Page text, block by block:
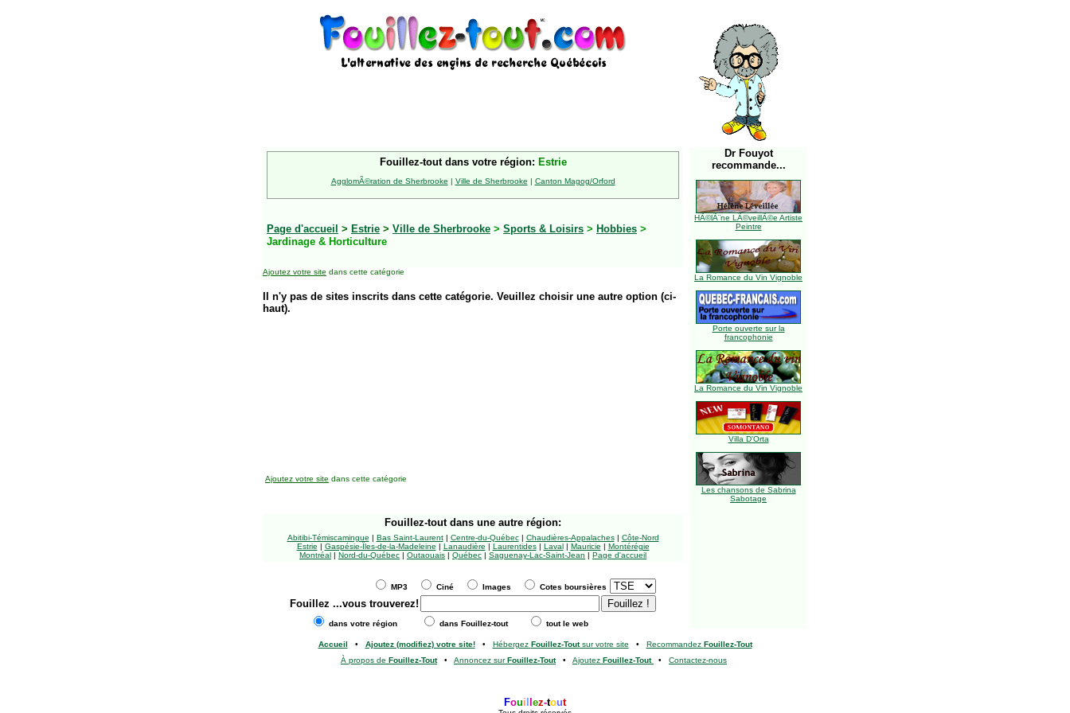
Fouillez-tout dans votre région: Estrie
AgglomÃ©ration de Sherbrooke | Ville de Sherbrooke | Canton Magog/Orford
Page d'accueil > Estrie > Ville de Sherbrooke > Sports & Loisirs > Hobbies >
Jardinage & Horticulture
Ajoutez votre site dans cette catégorie
Il n'y pas de sites inscrits dans cette catégorie. Veuillez choisir une autre option (ci-
haut).
Dr Fouyot
recommande...
HÃ©lÃ¨ne LÃ©veillÃ©e Artiste
Peintre
La Romance du Vin Vignoble
Porte ouverte sur la
francophonie
La Romance du Vin Vignoble
Villa D'Orta
Les chansons de Sabrina
Sabotage
Ajoutez votre site dans cette catégorie
Fouillez-tout dans une autre région:
Abitibi-Témiscamingue | Bas Saint-Laurent| Centre-du-Québec| Chaudières-Appalaches| Côte-Nord
Estrie | Gaspésie-Îles-de-la-Madeleine | Lanaudière | Laurentides| Laval| Mauricie | Montérégie
Montréal | Nord-du-Québec | Outaouais | Québec | Saguenay-Lac-Saint-Jean | Page d'accueil
MP3 Ciné Images Cotes boursières
Fouillez ...vous trouverez!
dans votre région dans Fouillez-tout tout le web
Accueil • Ajoutez (modifiez) votre site!• Hébergez Fouillez-Toutsur votre site • Recommandez Fouillez-Tout
À propos de Fouillez-Tout• Annoncez surFouillez-Tout• Ajoutez Fouillez-Tout • Contactez-nous
Foui ez-tout